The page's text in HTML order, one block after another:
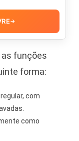
→
as funções
forma:
com
como